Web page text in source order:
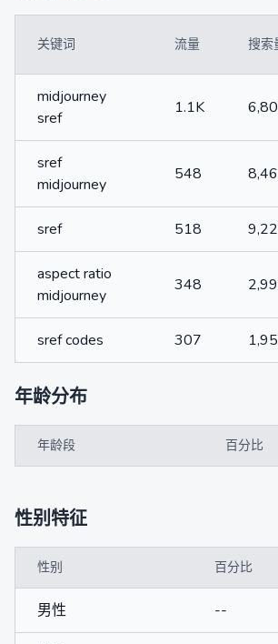
关键词 流量 搜索
midjourney
sref
1.1K
sref
midjourney
548
sref 518
aspect ratio
midjourney
348
sref codes 307
年龄分布
年龄段 百分比
性别特征
性别 百分比
男性 --